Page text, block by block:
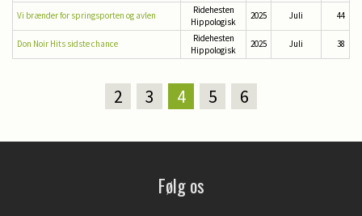
Vi brænder for springsporten og avlen
Ridehesten
Hippologisk
2025 Juli 44
Don Noir Hits sidste chance
Ridehesten
Hippologisk
2025 Juli 38
2 3 4 5 6
Følg os